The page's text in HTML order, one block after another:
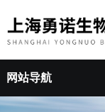
网站导航